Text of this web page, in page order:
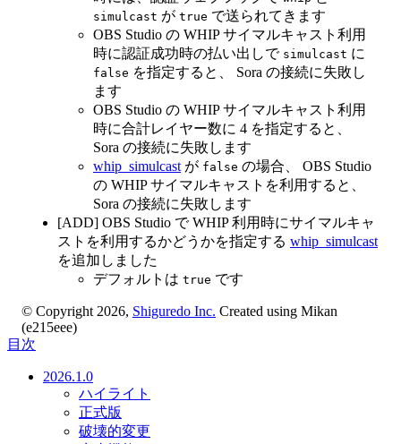
simulcast が true で送られてきます
OBS Studio の WHIP サイマルキャスト利用
時に認証成功時の払い出しで simulcast に
false を指定すると、 Sora の接続に失敗し
ます
OBS Studio の WHIP サイマルキャスト利用
時に合計レイヤー数に 4 を指定すると、
Sora の接続に失敗します
whip_simulcast が false の場合、 OBS Studio
の WHIP サイマルキャストを利用すると、
Sora の接続に失敗します
[ADD] OBS Studio で WHIP 利用時にサイマルキャ
ストを利用するかどうかを指定する whip_simulcast
を追加しました
デフォルトは true です
© Copyright 2026, Shiguredo Inc. Created using Mikan
(e215eee)
目次
2026.1.0
ハイライト
正式版
破壊的変更